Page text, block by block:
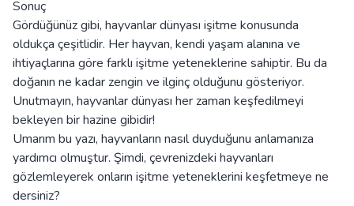
Sonuç
Gördüğünüz gibi, hayvanlar dünyası işitme konusunda
oldukça çeşitlidir. Her hayvan, kendi yaşam alanına ve
ihtiyaçlarına göre farklı işitme yeteneklerine sahiptir. Bu da
doğanın ne kadar zengin ve ilginç olduğunu gösteriyor.
Unutmayın, hayvanlar dünyası her zaman keşfedilmeyi
bekleyen bir hazine gibidir!
Umarım bu yazı, hayvanların nasıl duyduğunu anlamanıza
yardımcı olmuştur. Şimdi, çevrenizdeki hayvanları
gözlemleyerek onların işitme yeteneklerini keşfetmeye ne
dersiniz?